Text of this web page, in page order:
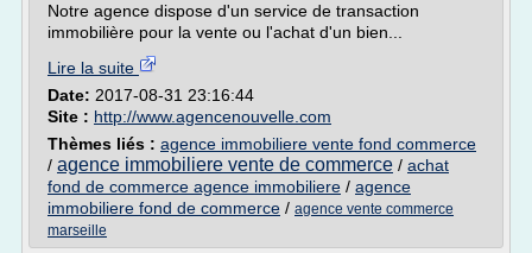
Notre agence dispose d'un service de transaction
immobilière pour la vente ou l'achat d'un bien...
Lire la suite
Date: 2017-08-31 23:16:44
Site : http://www.agencenouvelle.com
Thèmes liés : agence immobiliere vente fond commerce
/ agence immobiliere vente de commerce / achat
fond de commerce agence immobiliere / agence
immobiliere fond de commerce / agence vente commerce
marseille